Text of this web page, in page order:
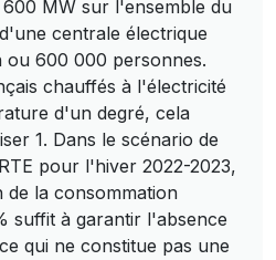
MW sur l'ensemble du
centrale électrique
ou 600 000 personnes.
chauffés à l'électricité
d'un degré, cela
1. Dans le scénario de
pour l'hiver 2022-2023,
la consommation
suffit à garantir l'absence
qui ne constitue pas une